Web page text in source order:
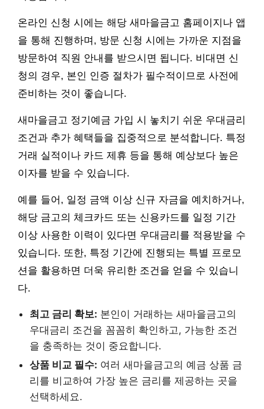
온라인 신청 시에는 해당 새마을금고 홈페이지나 앱
을 통해 진행하며, 방문 신청 시에는 가까운 지점을
방문하여 직원 안내를 받으시면 됩니다. 비대면 신
청의 경우, 본인 인증 절차가 필수적이므로 사전에
준비하는 것이 좋습니다.
새마을금고 정기예금 가입 시 놓치기 쉬운 우대금리
조건과 추가 혜택들을 집중적으로 분석합니다. 특정
거래 실적이나 카드 제휴 등을 통해 예상보다 높은
이자를 받을 수 있습니다.
예를 들어, 일정 금액 이상 신규 자금을 예치하거나,
해당 금고의 체크카드 또는 신용카드를 일정 기간
이상 사용한 이력이 있다면 우대금리를 적용받을 수
있습니다. 또한, 특정 기간에 진행되는 특별 프로모
션을 활용하면 더욱 유리한 조건을 얻을 수 있습니
다.
최고 금리 확보: 본인이 거래하는 새마을금고의
우대금리 조건을 꼼꼼히 확인하고, 가능한 조건
을 충족하는 것이 중요합니다.
상품 비교 필수: 여러 새마을금고의 예금 상품 금
리를 비교하여 가장 높은 금리를 제공하는 곳을
선택하세요.